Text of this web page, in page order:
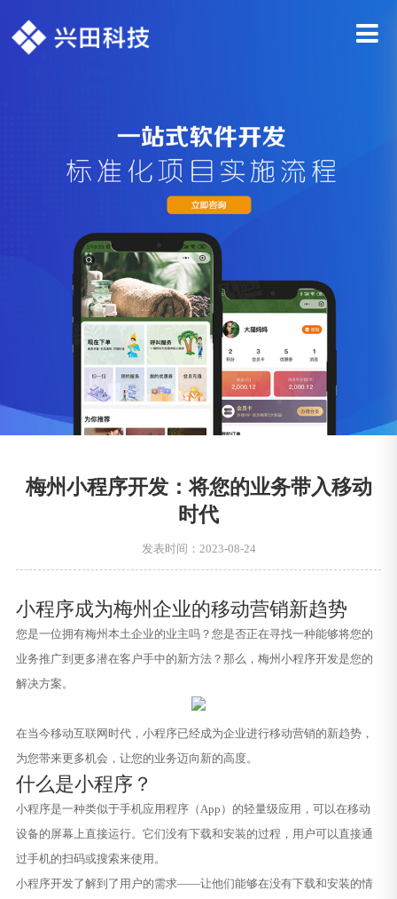
梅州小程序开发：将您的业务带入移动
时代
发表时间：2023-08-24
小程序成为梅州企业的移动营销新趋势
您是一位拥有梅州本土企业的业主吗？您是否正在寻找一种能够将您的
业务推广到更多潜在客户手中的新方法？那么，梅州小程序开发是您的
解决方案。
在当今移动互联网时代，小程序已经成为企业进行移动营销的新趋势，
为您带来更多机会，让您的业务迈向新的高度。
什么是小程序？
小程序是一种类似于手机应用程序（App）的轻量级应用，可以在移动
设备的屏幕上直接运行。它们没有下载和安装的过程，用户可以直接通
过手机的扫码或搜索来使用。
小程序开发了解到了用户的需求——让他们能够在没有下载和安装的情